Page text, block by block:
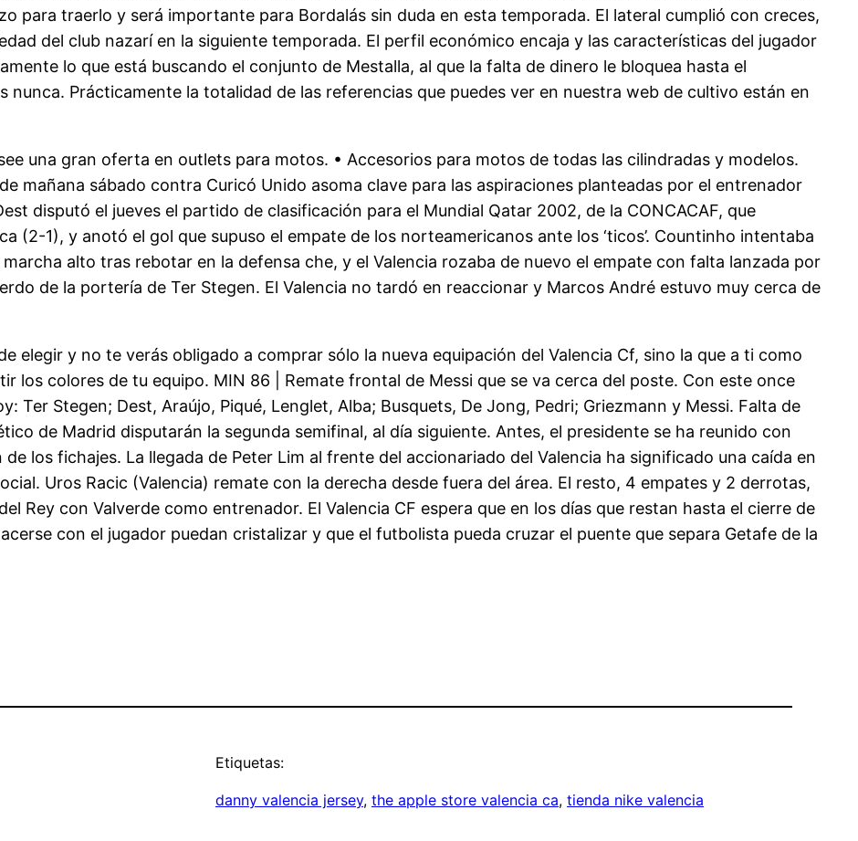
para traerlo y será importante para Bordalás sin duda en esta temporada. El lateral cumplió con creces,
del club nazarí en la siguiente temporada. El perfil económico encaja y las características del jugador
lo que está buscando el conjunto de Mestalla, al que la falta de dinero le bloquea hasta el
nunca. Prácticamente la totalidad de las referencias que puedes ver en nuestra web de cultivo están en
una gran oferta en outlets para motos. • Accesorios para motos de todas las cilindradas y modelos.
mañana sábado contra Curicó Unido asoma clave para las aspiraciones planteadas por el entrenador
disputó el jueves el partido de clasificación para el Mundial Qatar 2002, de la CONCACAF, que
(2-1), y anotó el gol que supuso el empate de los norteamericanos ante los ‘ticos’. Countinho intentaba
alto tras rebotar en la defensa che, y el Valencia rozaba de nuevo el empate con falta lanzada por
de la portería de Ter Stegen. El Valencia no tardó en reaccionar y Marcos André estuvo muy cerca de
elegir y no te verás obligado a comprar sólo la nueva equipación del Valencia Cf, sino la que a ti como
los colores de tu equipo. MIN 86 | Remate frontal de Messi que se va cerca del poste. Con este once
Ter Stegen; Dest, Araújo, Piqué, Lenglet, Alba; Busquets, De Jong, Pedri; Griezmann y Messi. Falta de
de Madrid disputarán la segunda semifinal, al día siguiente. Antes, el presidente se ha reunido con
los fichajes. La llegada de Peter Lim al frente del accionariado del Valencia ha significado una caída en
Uros Racic (Valencia) remate con la derecha desde fuera del área. El resto, 4 empates y 2 derrotas,
Rey con Valverde como entrenador. El Valencia CF espera que en los días que restan hasta el cierre de
con el jugador puedan cristalizar y que el futbolista pueda cruzar el puente que separa Getafe de la
Etiquetas:
danny valencia jersey, the apple store valencia ca, tienda nike valencia